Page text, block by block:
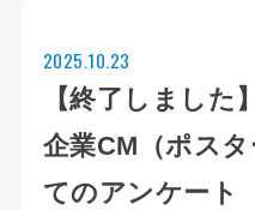
【終了しました
企業CM（ポス
てのアンケート
2025.10.23